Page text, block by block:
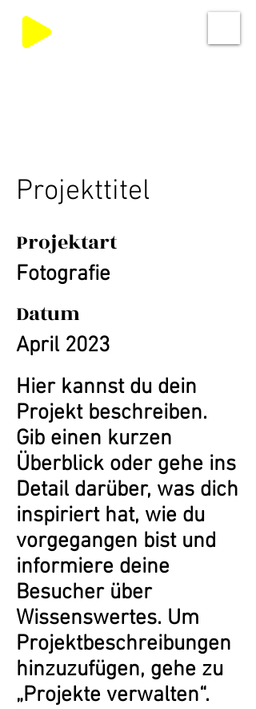
Projekttitel
Projektart
Fotografie
Datum
April 2023
Hier kannst du dein
Projekt beschreiben.
Gib einen kurzen
Überblick oder gehe ins
Detail darüber, was dich
inspiriert hat, wie du
vorgegangen bist und
informiere deine
Besucher über
Wissenswertes. Um
Projektbeschreibungen
hinzuzufügen, gehe zu
„Projekte verwalten“.